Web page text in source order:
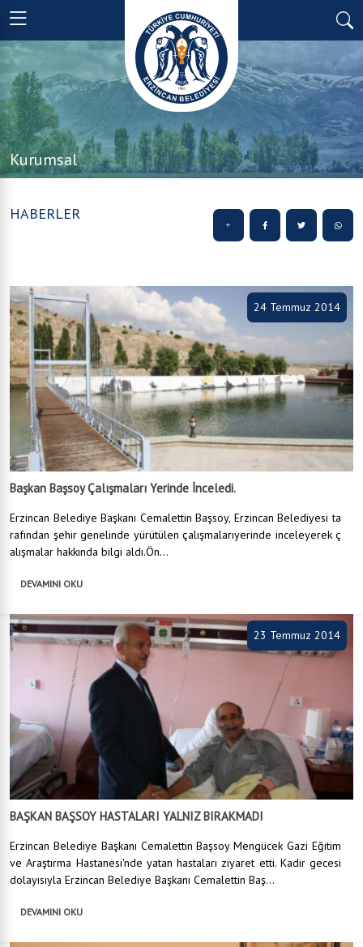
Kurumsal
HABERLER
24 Temmuz 2014
Başkan Başsoy Çalışmaları Yerinde İnceledi.
Erzincan Belediye Başkanı Cemalettin Başsoy, Erzincan Belediyesi ta
rafından şehir genelinde yürütülen çalışmalarıyerinde inceleyerek ç
alışmalar hakkında bilgi aldı.Ön...
DEVAMINI OKU
23 Temmuz 2014
BAŞKAN BAŞSOY HASTALARI YALNIZ BIRAKMADI
Erzincan Belediye Başkanı Cemalettin Başsoy Mengücek Gazi Eğitim
ve Araştırma Hastanesi'nde yatan hastaları ziyaret etti. Kadir gecesi
dolayısıyla Erzincan Belediye Başkanı Cemalettin Baş...
DEVAMINI OKU